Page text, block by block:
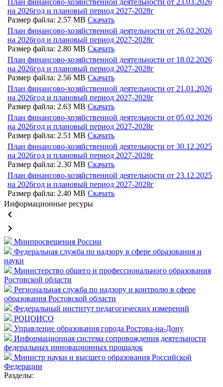
на 2026год и плановый период 2027-2028г
Размер файла: 2.57 MB Скачать
План финансово-хозяйственной деятельности от 26.02.2026
на 2026год и плановый период 2027-2028г
Размер файла: 2.80 MB Скачать
План финансово-хозяйственной деятельности от 18.02.2026
на 2026год и плановый период 2027-2028г
Размер файла: 2.56 MB Скачать
План финансово-хозяйственной деятельности от 21.01.2026
на 2026год и плановый период 2027-2028г
Размер файла: 2.63 MB Скачать
План финансово-хозяйственной деятельности от 05.02.2026
на 2026год и плановый период 2027-2028г
Размер файла: 2.51 MB Скачать
План финансово-хозяйственной деятельности от 30.12.2025
на 2026год и плановый период 2027-2028г
Размер файла: 2.30 MB Скачать
План финансово-хозяйственной деятельности от 23.12.2025
на 2026год и плановый период 2027-2028г
Размер файла: 2.40 MB Скачать
Информационные ресуры
keyboard_arrow_left
keyboard_arrow_right
Минпросвещения России
Федеральная служба по надзору в сфере образования и
науки
Министерство общего и профессионального образования
Ростовской области
Региональная служба по надзору и контролю в сфере
образования Ростовской области
Федеральный институт педагогических измерений
РОЦОИСО
Управление образования города Ростова-на-Дону
Информационная система сопровождения деятельности
федеральных инновационных прощадок
Министр науки и высшего образования Российской
Федерации
Разделы: